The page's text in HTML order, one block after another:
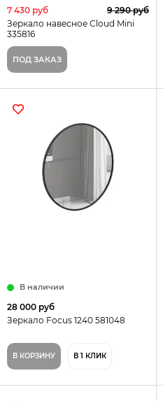
7 430 руб
9 290 руб
Зеркало навесное Cloud Mini
335816
ПОД ЗАКАЗ
В наличии
28 000 руб
Зеркало Focus 1240 581048
В КОРЗИНУ В 1 КЛИК